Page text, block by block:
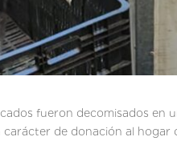
fueron decomisados en
de donación al hogar